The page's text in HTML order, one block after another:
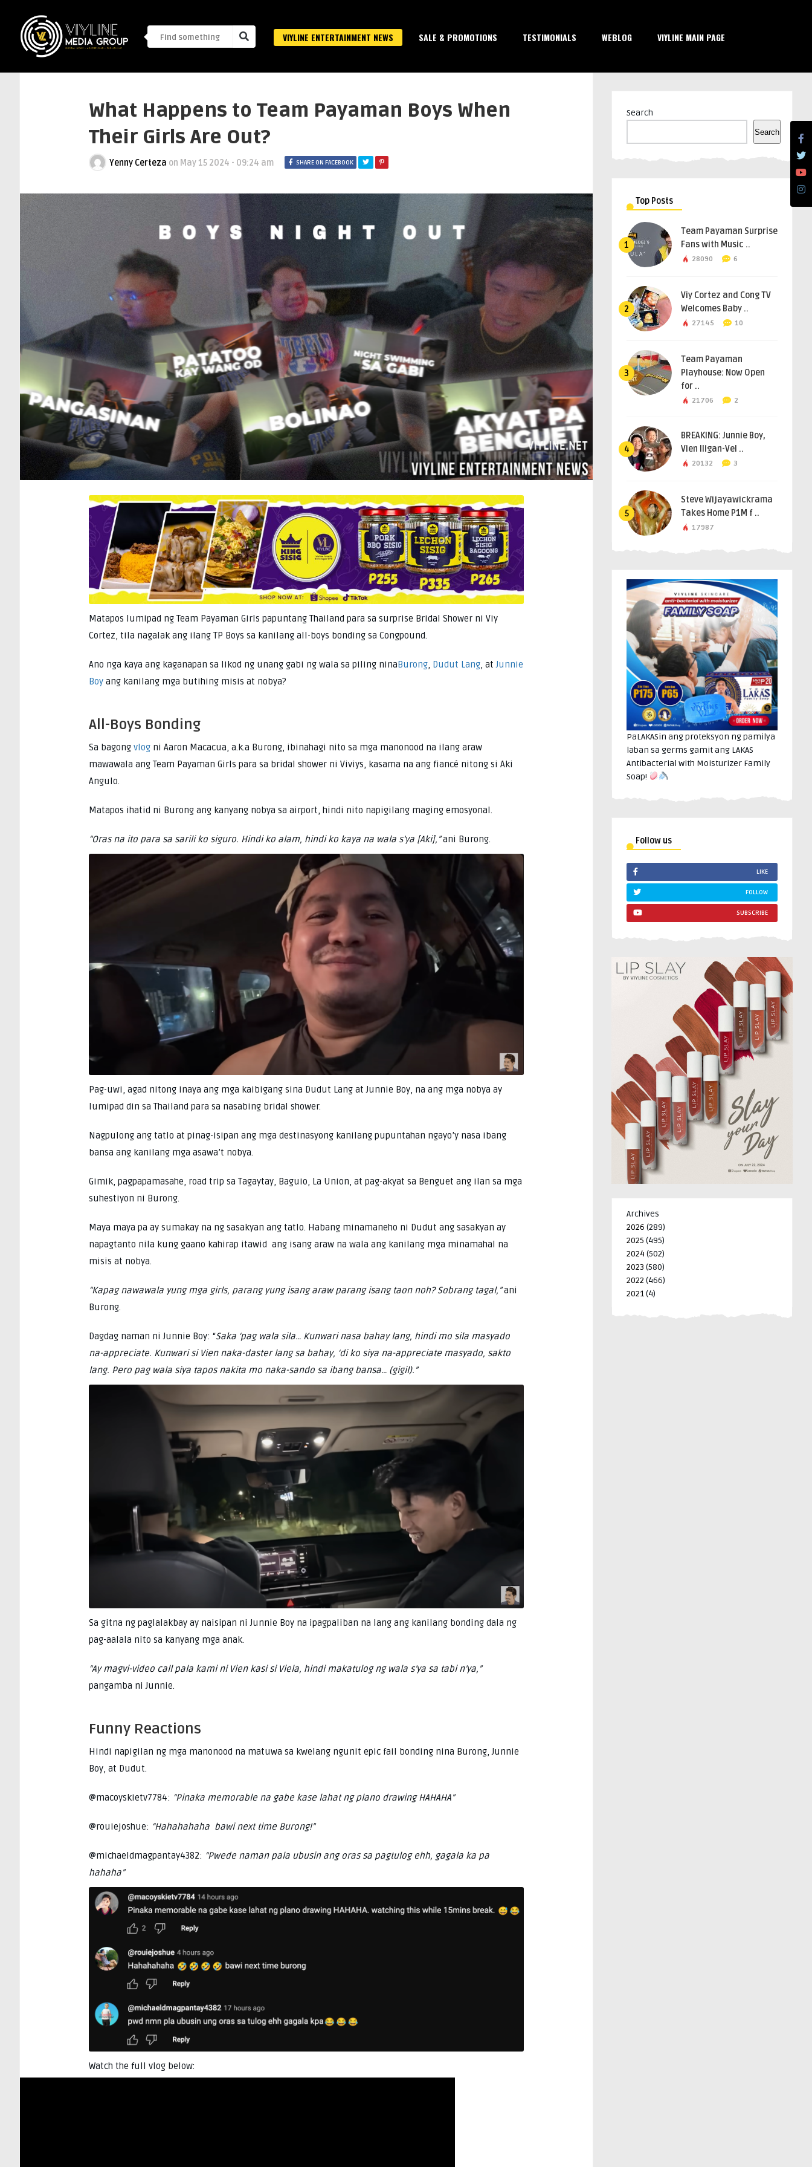
VIYLINE ENTERTAINMENT NEWS SALE & PROMOTIONS TESTIMONIALS WEBLOG VIYLINE MAIN PAGE
What Happens to Team Payaman Boys When
Their Girls Are Out?
Yenny Certeza on May 15 2024 - 09:24 am SHARE ON FACEBOOK
Matapos lumipad ng Team Payaman Girls papuntang Thailand para sa surprise Bridal Shower ni Viy
Cortez, tila nagalak ang ilang TP Boys sa kanilang all-boys bonding sa Congpound.
Ano nga kaya ang kaganapan sa likod ng unang gabi ng wala sa piling ninaBurong, Dudut Lang, atJunnie
Boy ang kanilang mga butihing misis at nobya?
All-Boys Bonding
Sa bagong vlog ni Aaron Macacua, a.k.a Burong, ibinahagi nito sa mga manonood na ilang araw
mawawala ang Team Payaman Girls para sa bridal shower ni Viviys, kasama na ang fiancé nitong si Aki
Angulo.
Matapos ihatid ni Burong ang kanyang nobya sa airport, hindi nito napigilang maging emosyonal.
“Oras na ito para sa sarili ko siguro. Hindi ko alam, hindi ko kaya na wala s’ya [Aki],”ani Burong.
Pag-uwi, agad nitong inaya ang mga kaibigang sina Dudut Lang at Junnie Boy, na ang mga nobya ay
lumipad din sa Thailand para sa nasabing bridal shower.
Nagpulong ang tatlo at pinag-isipan ang mga destinasyong kanilang pupuntahan ngayo’y nasa ibang
bansa ang kanilang mga asawa’t nobya.
Gimik, pagpapamasahe, road trip sa Tagaytay, Baguio, La Union, at pag-akyat sa Benguet ang ilan sa mga
suhestiyon ni Burong.
Maya maya pa ay sumakay na ng sasakyan ang tatlo. Habang minamaneho ni Dudut ang sasakyan ay
napagtanto nila kung gaano kahirap itawid ang isang araw na wala ang kanilang mga minamahal na
misis at nobya.
“Kapag nawawala yung mga girls, parang yung isang araw parang isang taon noh? Sobrang tagal,”ani
Burong.
Dagdag naman ni Junnie Boy: “Saka ‘pag wala sila… Kunwari nasa bahay lang, hindi mo sila masyado
na-appreciate. Kunwari si Vien naka-daster lang sa bahay, ‘di ko siya na-appreciate masyado, sakto
lang. Pero pag wala siya tapos nakita mo naka-sando sa ibang bansa… (gigil).”
Sa gitna ng paglalakbay ay naisipan ni Junnie Boy na ipagpaliban na lang ang kanilang bonding dala ng
pag-aalala nito sa kanyang mga anak.
“Ay magvi-video call pala kami ni Vien kasi si Viela, hindi makatulog ng wala s’ya sa tabi n’ya,”
pangamba ni Junnie.
Funny Reactions
Hindi napigilan ng mga manonood na matuwa sa kwelang ngunit epic fail bonding nina Burong, Junnie
Boy, at Dudut.
@macoyskietv7784: “Pinaka memorable na gabe kase lahat ng plano drawing HAHAHA”
@rouiejoshue: “Hahahahaha bawi next time Burong!”
@michaeldmagpantay4382: “Pwede naman pala ubusin ang oras sa pagtulog ehh, gagala ka pa
hahaha”
Watch the full vlog below:
Search
Search
Top Posts
1
Team Payaman Surprise
Fans with Music ..
28090 6
2
Viy Cortez and Cong TV
Welcomes Baby ..
27145 10
3
Team Payaman
Playhouse: Now Open
for ..
21706 2
4
BREAKING: Junnie Boy,
Vien Iligan-Vel ..
20132 3
5
Steve Wijayawickrama
Takes Home P1M f ..
17987
PaLAKASin ang proteksyon ng pamilya
laban sa germs gamit ang LAKAS
Antibacterial with Moisturizer Family
Soap!
Follow us
LIKE
FOLLOW
SUBSCRIBE
Archives
2026 (289)
2025 (495)
2024 (502)
2023 (580)
2022 (466)
2021(4)